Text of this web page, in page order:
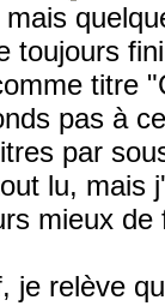
toujours
titre
pas à
par
lu, mais
mieux
je relève